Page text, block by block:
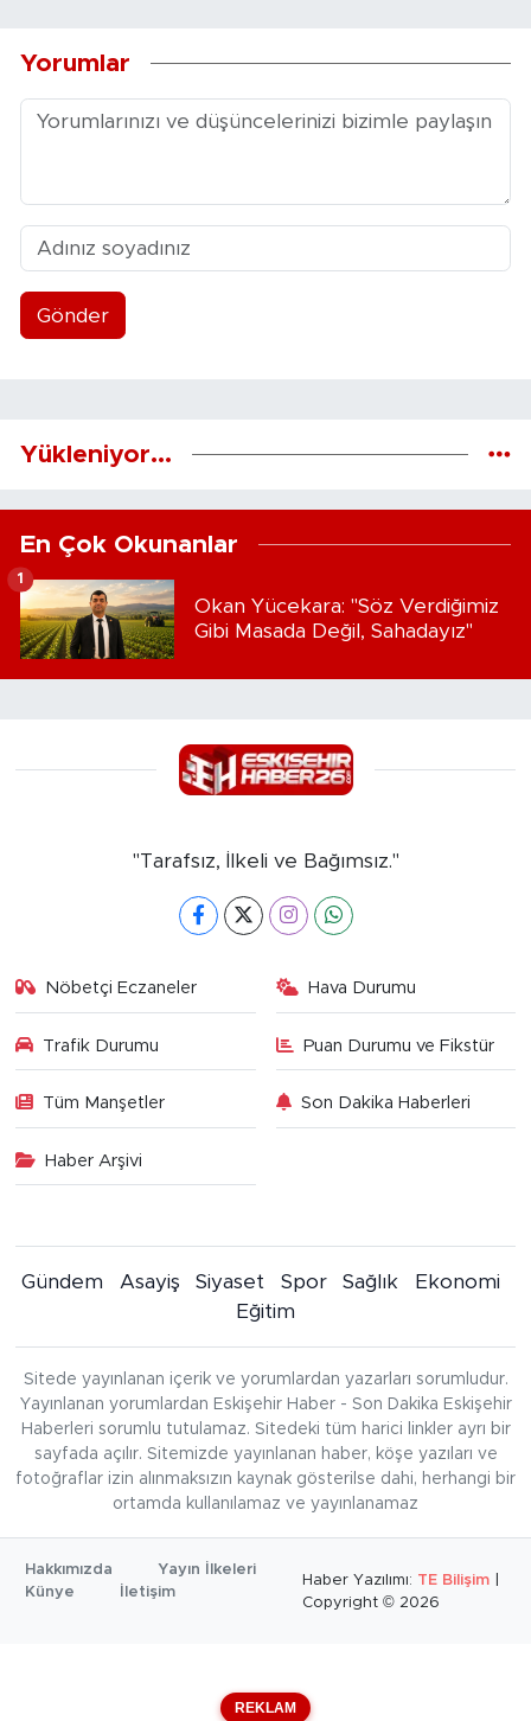
Yorumlar
Gönder
Yükleniyor...
En Çok Okunanlar
Okan Yücekara: "Söz Verdiğimiz
Gibi Masada Değil, Sahadayız"
1
"Tarafsız, İlkeli ve Bağımsız."
Nöbetçi Eczaneler Hava Durumu
Trafik Durumu Puan Durumu ve Fikstür
Tüm Manşetler Son Dakika Haberleri
Haber Arşivi
Gündem Asayiş Siyaset Spor Sağlık
Ekonomi
Eğitim
Sitede yayınlanan içerik ve yorumlardan yazarları sorumludur.
Yayınlanan yorumlardan Eskişehir Haber - Son Dakika Eskişehir
Haberleri sorumlu tutulamaz. Sitedeki tüm harici linkler ayrı bir
sayfada açılır. Sitemizde yayınlanan haber, köşe yazıları ve
fotoğraflar izin alınmaksızın kaynak gösterilse dahi, herhangi bir
ortamda kullanılamaz ve yayınlanamaz
Hakkımızda
Yayın İlkeleri
Künye
İletişim
Haber Yazılımı: TE Bilişim
Copyright © 2026
REKLAM